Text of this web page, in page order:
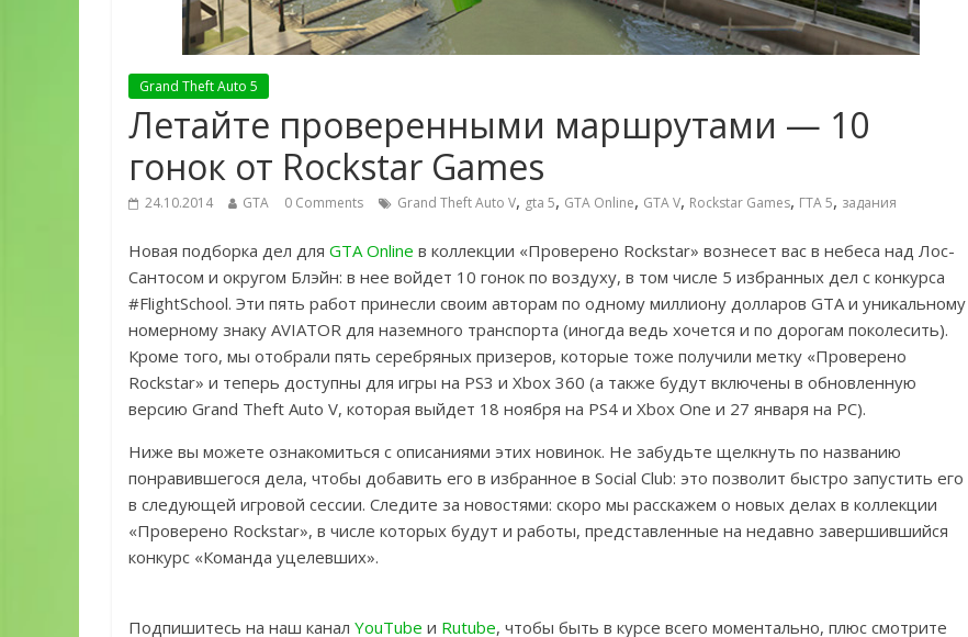
Grand Theft Auto 5
Летайте проверенными маршрутами — 10
гонок от Rockstar Games
24.10.2014 GTA 0 Comments Grand Theft Auto V, gta 5, GTA Online, GTA V, Rockstar Games, ГТА 5, задания
Новая подборка дел для GTA Online в коллекции «Проверено Rockstar» вознесет вас в небеса над Лос-
Сантосом и округом Блэйн: в нее войдет 10 гонок по воздуху, в том числе 5 избранных дел с конкурса
#FlightSchool. Эти пять работ принесли своим авторам по одному миллиону долларов GTA и уникальному
номерному знаку AVIATOR для наземного транспорта (иногда ведь хочется и по дорогам поколесить).
Кроме того, мы отобрали пять серебряных призеров, которые тоже получили метку «Проверено
Rockstar» и теперь доступны для игры на PS3 и Xbox 360 (а также будут включены в обновленную
версию Grand Theft Auto V, которая выйдет 18 ноября на PS4 и Xbox One и 27 января на PC).
Ниже вы можете ознакомиться с описаниями этих новинок. Не забудьте щелкнуть по названию
понравившегося дела, чтобы добавить его в избранное в Social Club: это позволит быстро запустить его
в следующей игровой сессии. Следите за новостями: скоро мы расскажем о новых делах в коллекции
«Проверено Rockstar», в числе которых будут и работы, представленные на недавно завершившийся
конкурс «Команда уцелевших».
Подпишитесь на наш канал YouTube и Rutube, чтобы быть в курсе всего моментально, плюс смотрите